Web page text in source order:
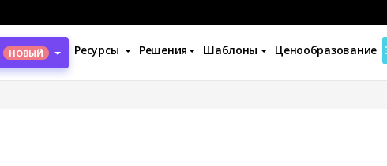
НОВЫЙ Ресурсы Решения Шаблоны Ценообразование